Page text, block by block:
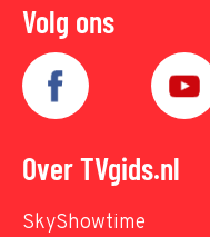
Volg ons
Over TVgids.nl
SkyShowtime